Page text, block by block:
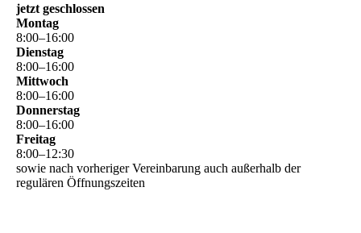
jetzt geschlossen
Montag
8:00–16:00
Dienstag
8:00–16:00
Mittwoch
8:00–16:00
Donnerstag
8:00–16:00
Freitag
8:00–12:30
sowie nach vorheriger Vereinbarung auch außerhalb der
regulären Öffnungszeiten